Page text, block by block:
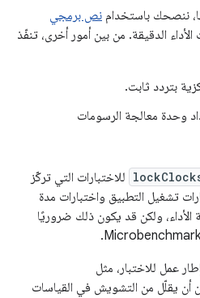
ننصحك باستخدام نص برمجي
الدقيقة. من بين أمور أخرى، تنفّذ
بتردد ثابت.
وحدة معالجة الرسومات
للاختبارات التي تركّز
تشغيل التطبيق واختبارات مدة
ولكن قد يكون ذلك ضروريًا
عمل للاختبار، مثل
أن يقلّل من التشويش في القياسات